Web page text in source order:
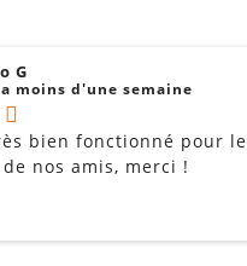
G
moins d'une semaine
bien fonctionné pour le
nos amis, merci !